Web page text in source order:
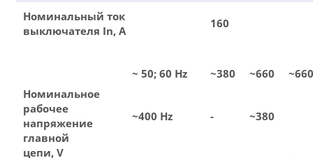
Номинальный ток
выключателя In, A
160
Номинальное
рабочее
напряжение
главной
цепи, V
~ 50; 60 Hz ~380 ~660 ~660
~400 Hz - ~380